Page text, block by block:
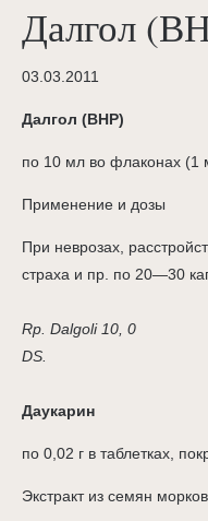
Далгол
03.03.2011
Далгол (ВНР)
по 10 мл во флаконах (1
Применение и дозы
При неврозах,
страха и пр. по 20—30
Rp. Dalgoli 10, 0
DS.
Даукарин
по 0,02 г в таблетках,
Экстракт из семян